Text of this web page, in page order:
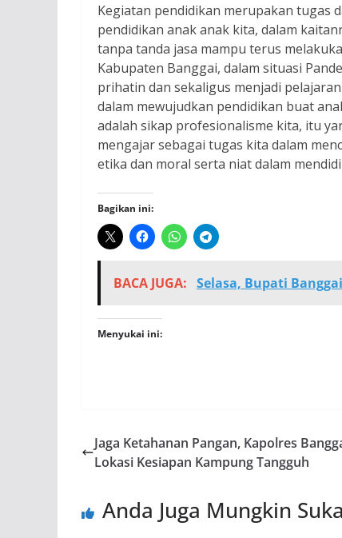
Kegiatan pendidikan merupakan tugas
pendidikan anak anak kita, dalam
tanpa tanda jasa mampu terus
Kabupaten Banggai, dalam situasi
prihatin dan sekaligus menjadi
dalam mewujudkan pendidikan buat
adalah sikap profesionalisme kita, itu
mengajar sebagai tugas kita dalam
etika dan moral serta niat dalam
Bagikan ini:
BACA JUGA: Selasa, Bupati
Menyukai ini:
Jaga Ketahanan Pangan, Kapolres
Lokasi Kesiapan Kampung Tangguh
Anda Juga Mungkin Suka